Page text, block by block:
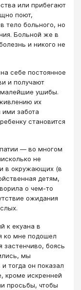
или прибегают
поют,
тело больного, но
Больной же в
и никого не
себе постоянное
и получают
ушибы.
их
ими забота
становится
— во многом
не
в окружающих (в
детям,
о чем-то
ожидания
к екуана в
ко мне подошел
застенчиво, боясь
мы
тогда он показал
кроме искренней
просьбы, чтобы